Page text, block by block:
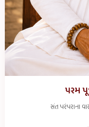
પરમ
સંત પરંપરાના
બપોરે દર્શન બંધ (વિશ્રામ સમય)
સાયં કાળ (સાંજના
સંધ્યા આરતી
થાળ
શયન દર્શન બંધ (રાત્રિ વિશ્રામ)